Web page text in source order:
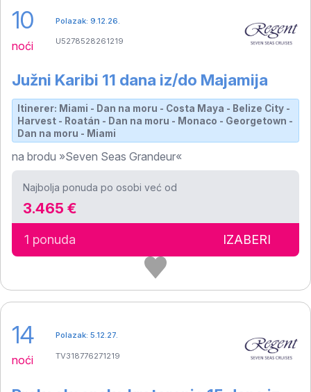
10
noći
Južni Karibi 11 dana iz/do Majamija
Itinerer: Miami - Dan na moru - Costa Maya - Belize City -
Harvest - Roatán - Dan na moru - Monaco - Georgetown -
Dan na moru - Miami
na brodu »Seven Seas Grandeur«
Polazak: 9.12.26.
U5278528261219
Najbolja ponuda po osobi već od
3.465 €
1 ponuda IZABERI
14
noći
Polazak: 5.12.27.
TV318776271219